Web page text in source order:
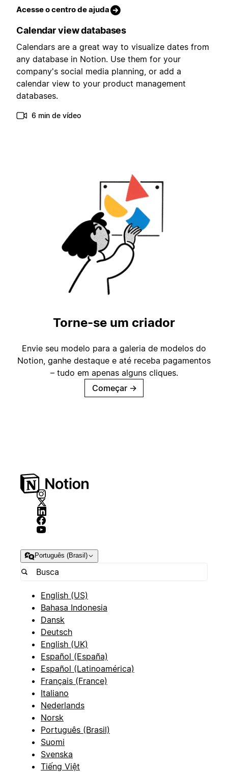
Acesse o centro de ajuda
Calendar view databases
Calendars are a great way to visualize dates from
any database in Notion. Use them for your
company's social media planning, or add a
calendar view to your product management
databases.
6 min de vídeo
Torne-se um criador
Envie seu modelo para a galeria de modelos do
Notion, ganhe destaque e até receba pagamentos
– tudo em apenas alguns cliques.
Começar →
Português (Brasil)
English (US)
Bahasa Indonesia
Dansk
Deutsch
English (UK)
Español (España)
Español (Latinoamérica)
Français (France)
Italiano
Nederlands
Norsk
Português (Brasil)
Suomi
Svenska
Tiếng Việt